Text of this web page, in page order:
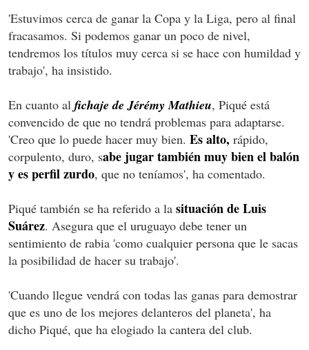
'Estuvimos cerca de ganar la Copa y la Liga, pero al final
fracasamos. Si podemos ganar un poco de nivel,
tendremos los títulos muy cerca si se hace con humildad y
trabajo', ha insistido.
En cuanto al fichaje de Jérémy Mathieu, Piqué está
convencido de que no tendrá problemas para adaptarse.
'Creo que lo puede hacer muy bien. Es alto, rápido,
corpulento, duro, sabe jugar también muy bien el balón
y es perfil zurdo, que no teníamos', ha comentado.
Piqué también se ha referido a la situación de Luis
Suárez. Asegura que el uruguayo debe tener un
sentimiento de rabia 'como cualquier persona que le sacas
la posibilidad de hacer su trabajo'.
'Cuando llegue vendrá con todas las ganas para demostrar
que es uno de los mejores delanteros del planeta', ha
dicho Piqué, que ha elogiado la cantera del club.